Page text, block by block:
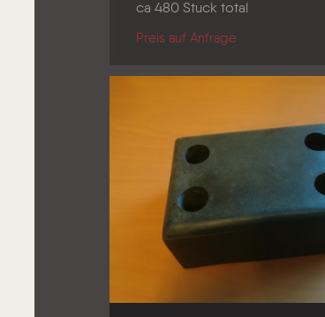
ca 480 Stuck total
Preis auf Anfrage